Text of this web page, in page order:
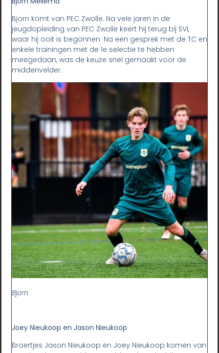
Bjorn komt van PEC Zwolle. Na vele jaren in de
jeugdopleiding van PEC Zwolle keert hij terug bij SVI,
waar hij ooit is begonnen. Na een gesprek met de TC en
enkele trainingen met de 1e selectie te hebben
meegedaan, was de keuze snel gemaakt voor de
middenvelder.
Bjorn
Joey Nieukoop en Jason Nieukoop
Broertjes Jason Nieukoop en Joey Nieukoop komen van